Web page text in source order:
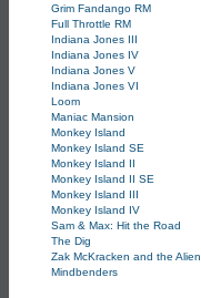
Grim Fandango RM
Full Throttle RM
Indiana Jones III
Indiana Jones IV
Indiana Jones V
Indiana Jones VI
Loom
Maniac Mansion
Monkey Island
Monkey Island SE
Monkey Island II
Monkey Island II SE
Monkey Island III
Monkey Island IV
Sam & Max: Hit the Road
The Dig
Zak McKracken and the Alien
Mindbenders